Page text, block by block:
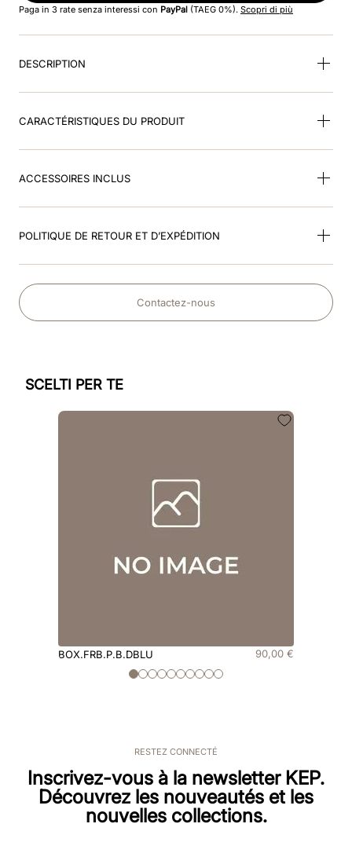
9.box visiera polo
10.cromo 2
Paga in 3 rate senza interessi con PayPal (TAEG 0%). Scopri di più
DESCRIPTION
CARACTÉRISTIQUES DU PRODUIT
ACCESSOIRES INCLUS
POLITIQUE DE RETOUR ET D’EXPÉDITION
Contactez-nous
SCELTI PER TE
BOX.FRB.P.B.DBLU 90,00 €
RESTEZ CONNECTÉ
Inscrivez-vous à la newsletter KEP.
Découvrez les nouveautés et les
nouvelles collections.